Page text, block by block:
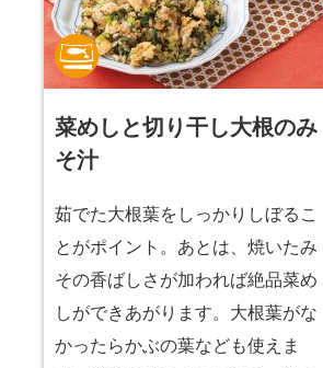
菜めしと切り干し大根のみ
そ汁
茹でた大根葉をしっかりしぼるこ
とがポイント。あとは、焼いたみ
その香ばしさが加われば絶品菜め
しができあがります。大根葉がな
かったらかぶの葉なども使えま